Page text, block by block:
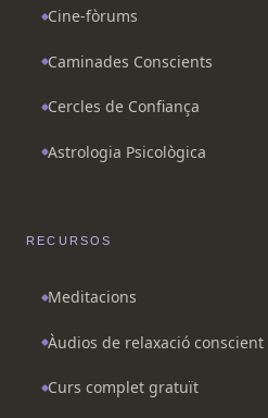
Cine-fòrums
Caminades Conscients
Cercles de Confiança
Astrologia Psicològica
RECURSOS
Meditacions
Àudios de relaxació conscient
Curs complet gratuït